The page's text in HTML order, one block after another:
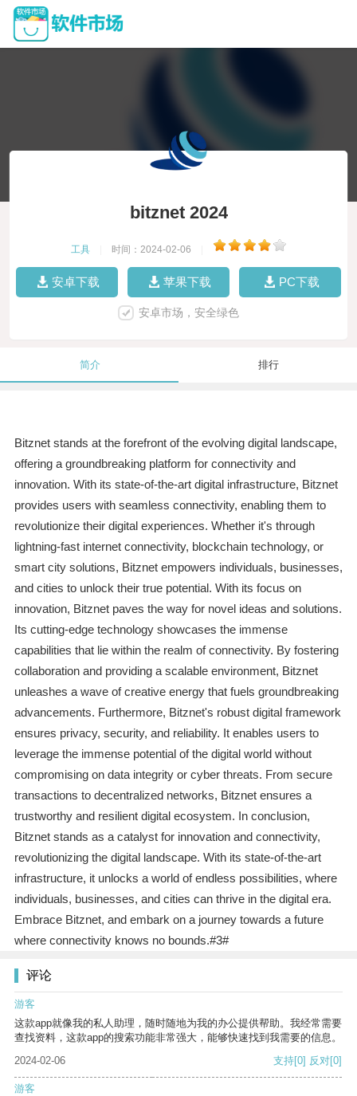
bitznet 2024
工具 时间：2024-02-06
安卓下载 苹果下载 PC下载
安卓市场，安全绿色
简介 排行
Bitznet stands at the forefront of the evolving digital landscape,
offering a groundbreaking platform for connectivity and
innovation. With its state-of-the-art digital infrastructure, Bitznet
provides users with seamless connectivity, enabling them to
revolutionize their digital experiences. Whether it's through
lightning-fast internet connectivity, blockchain technology, or
smart city solutions, Bitznet empowers individuals, businesses,
and cities to unlock their true potential. With its focus on
innovation, Bitznet paves the way for novel ideas and solutions.
Its cutting-edge technology showcases the immense
capabilities that lie within the realm of connectivity. By fostering
collaboration and providing a scalable environment, Bitznet
unleashes a wave of creative energy that fuels groundbreaking
advancements. Furthermore, Bitznet's robust digital framework
ensures privacy, security, and reliability. It enables users to
leverage the immense potential of the digital world without
compromising on data integrity or cyber threats. From secure
transactions to decentralized networks, Bitznet ensures a
trustworthy and resilient digital ecosystem. In conclusion,
Bitznet stands as a catalyst for innovation and connectivity,
revolutionizing the digital landscape. With its state-of-the-art
infrastructure, it unlocks a world of endless possibilities, where
individuals, businesses, and cities can thrive in the digital era.
Embrace Bitznet, and embark on a journey towards a future
where connectivity knows no bounds.#3#
评论
游客
这款app就像我的私人助理，随时随地为我的办公提供帮助。我经常需要
查找资料，这款app的搜索功能非常强大，能够快速找到我需要的信息。
2024-02-06
支持[0] 反对[0]
游客